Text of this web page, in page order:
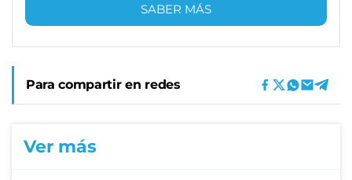
SABER MÁS
Para compartir en redes
Ver más